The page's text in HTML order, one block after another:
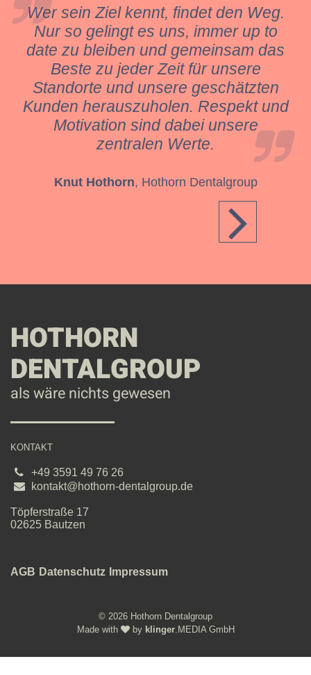
Wer sein Ziel kennt, findet den Weg.
Nur so gelingt es uns, immer up to
date zu bleiben und gemeinsam das
Beste zu jeder Zeit für unsere
Standorte und unsere geschätzten
Kunden herauszuholen. Respekt und
Motivation sind dabei unsere
zentralen Werte.
Knut Hothorn, Hothorn Dentalgroup
HOTHORN
DENTALGROUP
als wäre nichts gewesen
KONTAKT
+49 3591 49 76 26
kontakt@hothorn-dentalgroup.de
Töpferstraße 17
02625 Bautzen
AGB Datenschutz Impressum
© 2026 Hothorn Dentalgroup
Made with
by klinger.MEDIA GmbH